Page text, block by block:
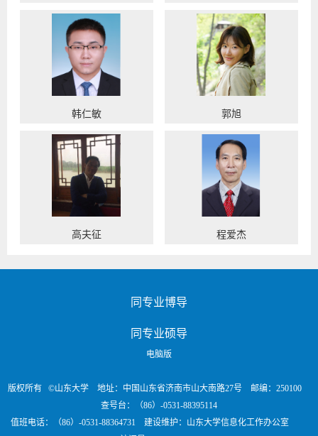
韩仁敏 郭旭
高夫征 程爱杰
同专业博导
同专业硕导
电脑版
版权所有 ©山东大学 地址：中国山东省济南市山大南路27号 邮编：250100
查号台：（86）-0531-88395114
值班电话：（86）-0531-88364731 建设维护：山东大学信息化工作办公室